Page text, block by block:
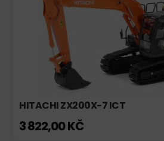
HITACHI ZX200X-7 ICT
3 822,00 KČ